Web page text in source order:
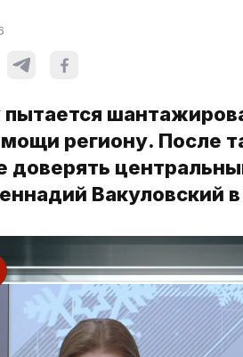
региону. После
Вакуловский